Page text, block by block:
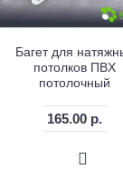
Багет для
потолков ПBХ
потолочный
165.00 р.